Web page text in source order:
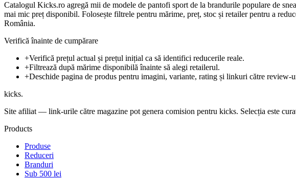
Catalogul Kicks.ro agregă mii de modele de pantofi sport de la brandurile populare de
mai mic preț disponibil. Folosește filtrele pentru mărime, preț, stoc și retailer pentru a
România.
Verifică înainte de cumpărare
+Verifică prețul actual și prețul inițial ca să identifici reducerile reale.
+Filtrează după mărime disponibilă înainte să alegi retailerul.
+Deschide pagina de produs pentru imagini, variante, rating și linkuri către review-
kicks.
Site afiliat — link-urile către magazine pot genera comision pentru kicks. Selecția este
Products
Produse
Reduceri
Branduri
Sub 500 lei